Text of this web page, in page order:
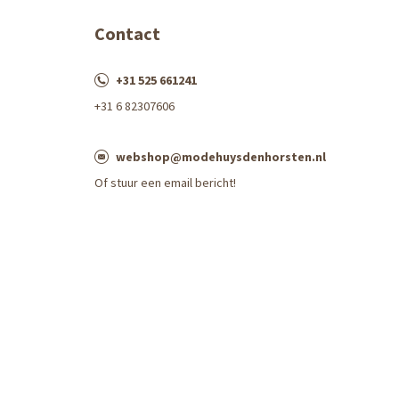
Contact
+31 525 661241
+31 6 82307606
webshop@modehuysdenhorsten.nl
Of stuur een email bericht!